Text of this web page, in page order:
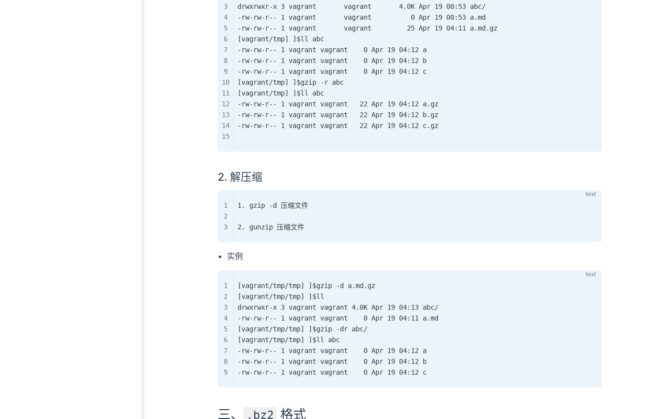
drwxrwxr-x 3 vagrant       vagrant       4.0K Apr 19 00:53 abc/
-rw-rw-r-- 1 vagrant       vagrant          0 Apr 19 00:53 a.md
-rw-rw-r-- 1 vagrant       vagrant         25 Apr 19 04:11 a.md.gz
[vagrant/tmp] ]$ll abc
-rw-rw-r-- 1 vagrant vagrant    0 Apr 19 04:12 a
-rw-rw-r-- 1 vagrant vagrant    0 Apr 19 04:12 b
-rw-rw-r-- 1 vagrant vagrant    0 Apr 19 04:12 c
[vagrant/tmp] ]$gzip -r abc
[vagrant/tmp] ]$ll abc
-rw-rw-r-- 1 vagrant vagrant   22 Apr 19 04:12 a.gz
-rw-rw-r-- 1 vagrant vagrant   22 Apr 19 04:12 b.gz
-rw-rw-r-- 1 vagrant vagrant   22 Apr 19 04:12 c.gz
2. 解压缩
1. gzip -d 压缩文件
2. gunzip 压缩文件
实例
[vagrant/tmp/tmp] ]$gzip -d a.md.gz
[vagrant/tmp/tmp] ]$ll
drwxrwxr-x 3 vagrant vagrant 4.0K Apr 19 04:13 abc/
-rw-rw-r-- 1 vagrant vagrant    0 Apr 19 04:11 a.md
[vagrant/tmp/tmp] ]$gzip -dr abc/
[vagrant/tmp/tmp] ]$ll abc
-rw-rw-r-- 1 vagrant vagrant    0 Apr 19 04:12 a
-rw-rw-r-- 1 vagrant vagrant    0 Apr 19 04:12 b
-rw-rw-r-- 1 vagrant vagrant    0 Apr 19 04:12 c
三、 .bz2 格式